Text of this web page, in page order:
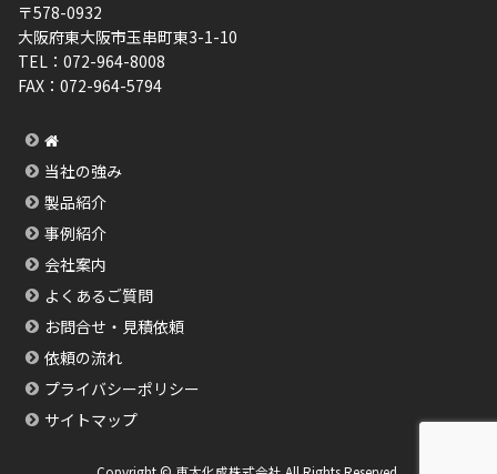
〒578-0932
大阪府東大阪市玉串町東3-1-10
TEL： 072-964-8008
FAX： 072-964-5794
当社の強み
製品紹介
事例紹介
会社案内
よくあるご質問
お問合せ・見積依頼
依頼の流れ
プライバシーポリシー
サイトマップ